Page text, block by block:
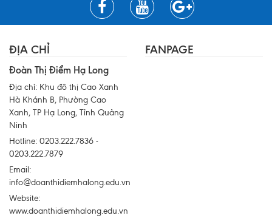
ĐỊA CHỈ
Đoàn Thị Điểm Hạ Long
Địa chỉ: Khu đô thị Cao Xanh
Hà Khánh B, Phường Cao
Xanh, TP Hạ Long, Tỉnh Quảng
Ninh
Hotline: 0203.222.7836 -
0203.222.7879
Email:
info@doanthidiemhalong.edu.vn
Website:
www.doanthidiemhalong.edu.vn
FANPAGE